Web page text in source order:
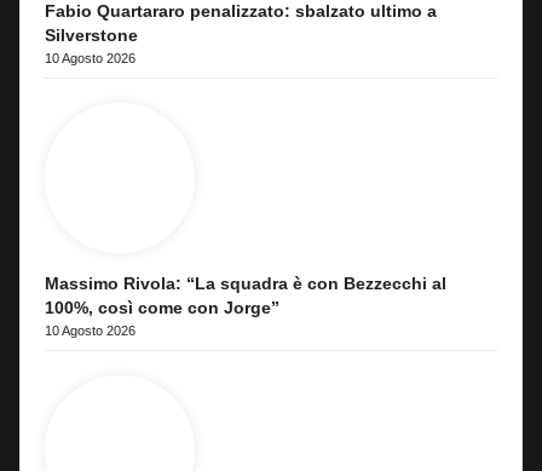
Fabio Quartararo penalizzato: sbalzato ultimo a
Silverstone
10 Agosto 2026
Massimo Rivola: “La squadra è con Bezzecchi al
100%, così come con Jorge”
10 Agosto 2026